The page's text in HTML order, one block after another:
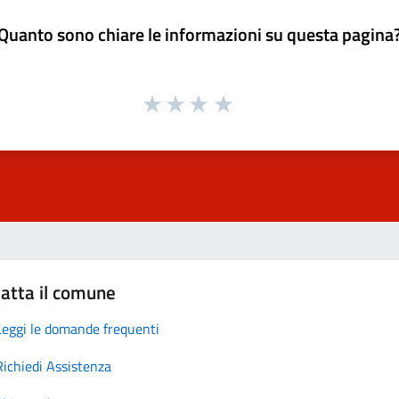
sono chiare le informazioni su questa
il comune
le domande frequenti
Assistenza